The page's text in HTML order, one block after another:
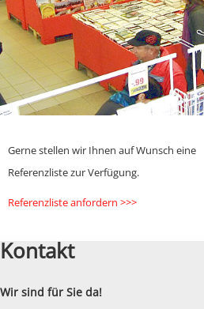
Gerne stellen wir Ihnen auf Wunsch eine
Referenzliste zur Verfügung.
Referenzliste anfordern >>>
Kontakt
Wir sind für Sie da!